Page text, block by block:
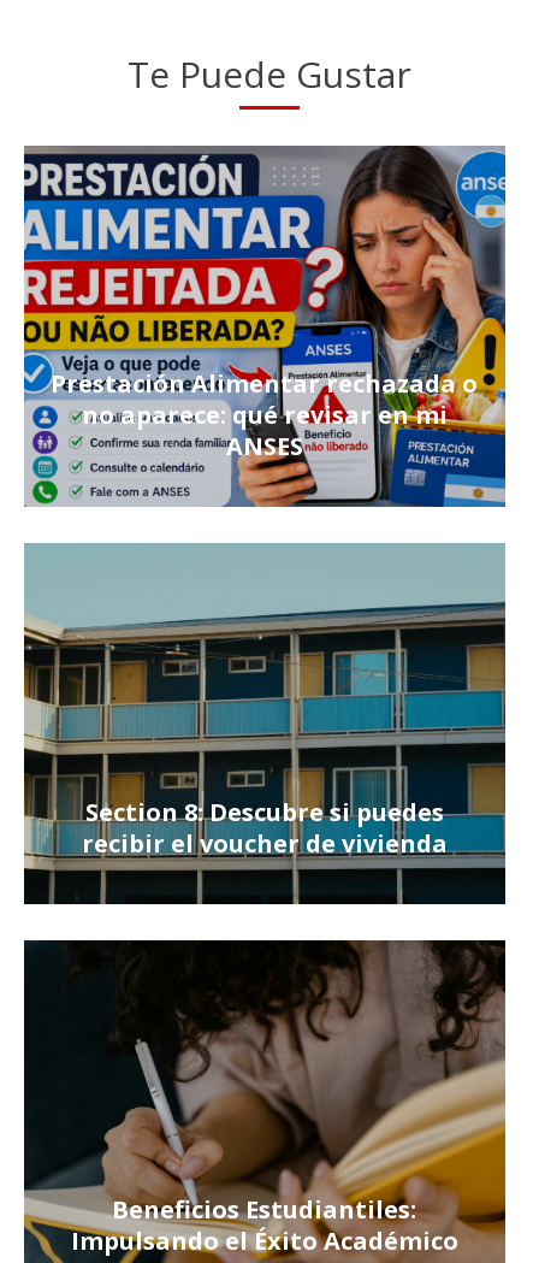
Te Puede Gustar
Prestación Alimentar rechazada o
no aparece: qué revisar en mi
ANSES
Section 8: Descubre si puedes
recibir el voucher de vivienda
Beneficios Estudiantiles:
Impulsando el Éxito Académico